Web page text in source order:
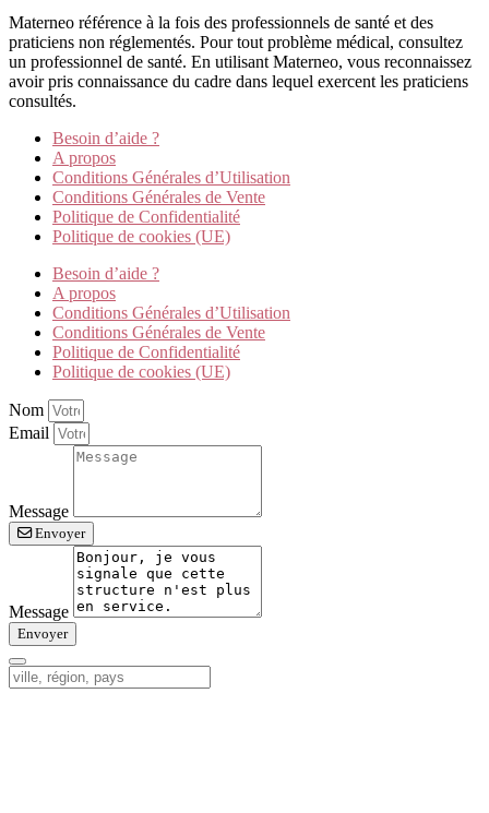
Materneo référence à la fois des professionnels de santé et des
praticiens non réglementés. Pour tout problème médical, consultez
un professionnel de santé. En utilisant Materneo, vous reconnaissez
avoir pris connaissance du cadre dans lequel exercent les praticiens
consultés.
Besoin d’aide ?
A propos
Conditions Générales d’Utilisation
Conditions Générales de Vente
Politique de Confidentialité
Politique de cookies (UE)
Besoin d’aide ?
A propos
Conditions Générales d’Utilisation
Conditions Générales de Vente
Politique de Confidentialité
Politique de cookies (UE)
Nom
Email
Message
Envoyer
Message
Envoyer